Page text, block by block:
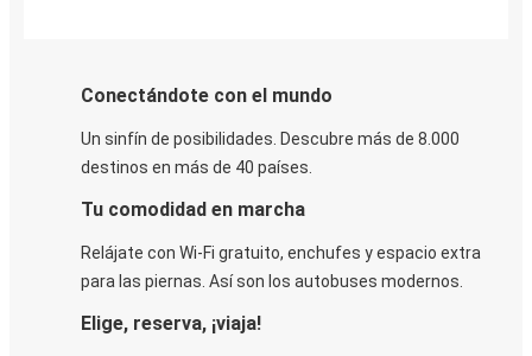
Conectándote con el mundo
Un sinfín de posibilidades. Descubre más de 8.000
destinos en más de 40 países.
Tu comodidad en marcha
Relájate con Wi-Fi gratuito, enchufes y espacio extra
para las piernas. Así son los autobuses modernos.
Elige, reserva, ¡viaja!